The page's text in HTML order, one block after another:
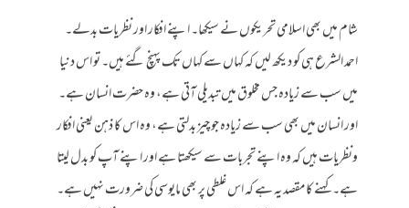
شام میں بھی اسلامی تحریکوں نے سیکھا۔ اپنے افکار اور نظریات بدلے۔
احمد الشرع ہی کو دیکھ لیں کہ کہاں سے کہاں تک پہنچ گئے ہیں۔ تو اس دنیا
میں سب سے زیادہ جس مخلوق میں تبدیلی آتی ہے، وہ حضرت انسان ہے۔
اور انسان میں بھی سب سے زیادہ جو چیز بدلتی ہے، وہ اس کا ذہن یعنی افکار
ونظریات ہیں کہ وہ اپنے تجربات سے سیکھتا ہے اور اپنے آپ کو بدل لیتا
ہے۔ کہنے کا مقصد یہ ہے کہ اس غلطی پر بھی مایوسی کی ضرورت نہیں ہے۔